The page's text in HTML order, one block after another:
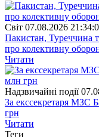
Свiт 07.08.2026
Пакистан, Туреччина
про колективну
Читати
Надзвичайні події
За екссекретаря МЗС
грн
Читати
Теги